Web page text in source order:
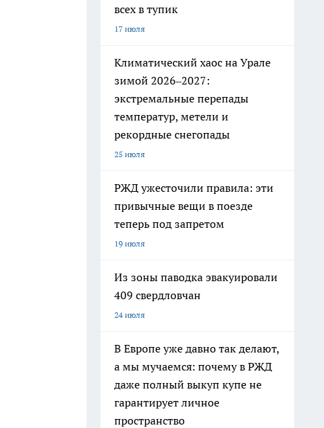
всех в тупик
17 июля
Климатический хаос на Урале
зимой 2026–2027:
экстремальные перепады
температур, метели и
рекордные снегопады
25 июля
РЖД ужесточили правила: эти
привычные вещи в поезде
теперь под запретом
19 июля
Из зоны паводка эвакуировали
409 свердловчан
24 июля
В Европе уже давно так делают,
а мы мучаемся: почему в РЖД
даже полный выкуп купе не
гарантирует личное
пространство